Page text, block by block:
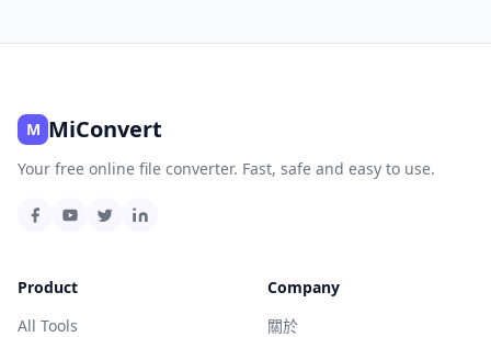
M MiConvert
Your free online file converter. Fast, safe and easy to use.
Product
All Tools
Company
關於